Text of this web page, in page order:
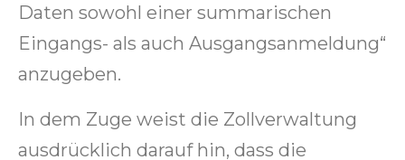
Daten sowohl einer summarischen
Eingangs- als auch Ausgangsanmeldung“
anzugeben.
In dem Zuge weist die Zollverwaltung
ausdrücklich darauf hin, dass die